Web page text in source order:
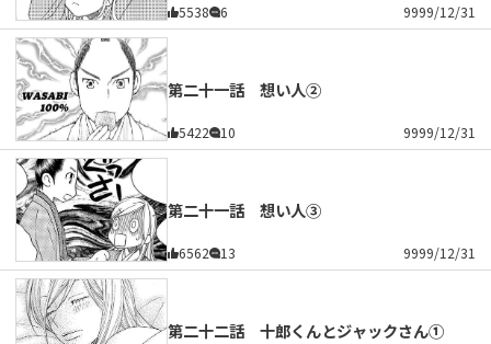
5538 6 9999/12/31
第二十一話 想い人②
5422 10 9999/12/31
第二十一話 想い人③
6562 13 9999/12/31
第二十二話 十郎くんとジャックさん①